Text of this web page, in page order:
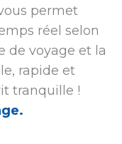
permet
réel selon
de voyage et la
rapide et
tranquille !